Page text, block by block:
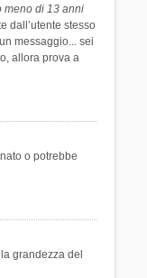
meno di 13 anni
dall’utente stesso
messaggio... sei
allora prova a
o potrebbe
grandezza del